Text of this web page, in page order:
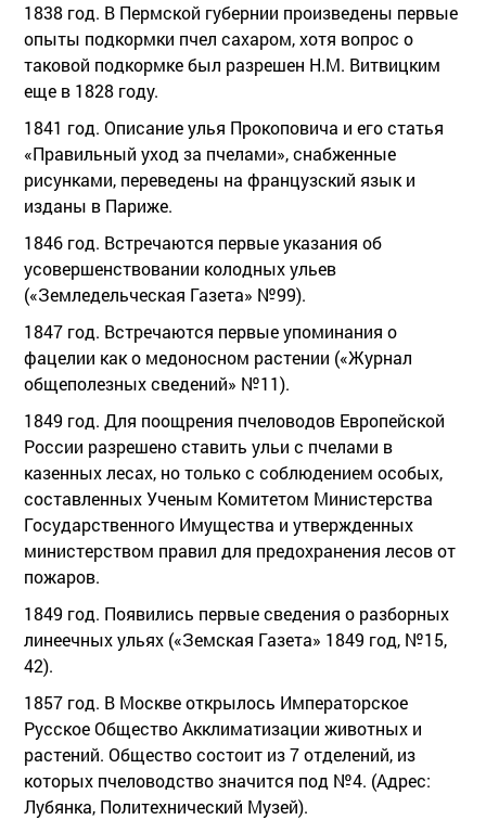
1838 год. В Пермской губернии произведены первые
опыты подкормки пчел сахаром, хотя вопрос о
таковой подкормке был разрешен Н.М. Витвицким
еще в 1828 году.
1841 год. Описание улья Прокоповича и его статья
«Правильный уход за пчелами», снабженные
рисунками, переведены на французский язык и
изданы в Париже.
1846 год. Встречаются первые указания об
усовершенствовании колодных ульев
(«Земледельческая Газета» №99).
1847 год. Встречаются первые упоминания о
фацелии как о медоносном растении («Журнал
общеполезных сведений» №11).
1849 год. Для поощрения пчеловодов Европейской
России разрешено ставить ульи с пчелами в
казенных лесах, но только с соблюдением особых,
составленных Ученым Комитетом Министерства
Государственного Имущества и утвержденных
министерством правил для предохранения лесов от
пожаров.
1849 год. Появились первые сведения о разборных
линеечных ульях («Земская Газета» 1849 год, №15,
42).
1857 год. В Москве открылось Императорское
Русское Общество Акклиматизации животных и
растений. Общество состоит из 7 отделений, из
которых пчеловодство значится под №4. (Адрес:
Лубянка, Политехнический Музей).